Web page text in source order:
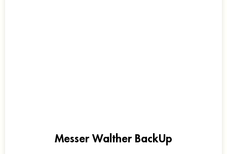
Messer Walther BackUp